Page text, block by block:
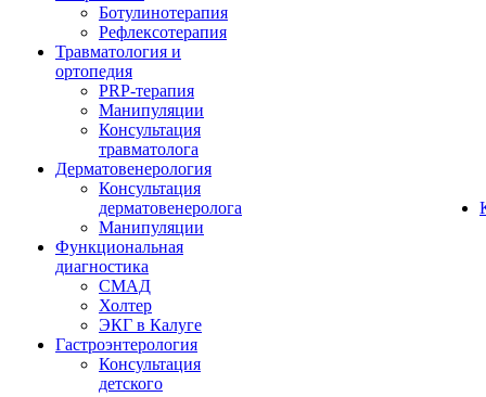
Ботулинотерапия
Рефлексотерапия
Травматология и
ортопедия
PRP-терапия
Манипуляции
Консультация
травматолога
Дерматовенерология
Консультация
дерматовенеролога
Манипуляции
Функциональная
диагностика
СМАД
Холтер
ЭКГ в Калуге
Гастроэнтерология
Консультация
детского